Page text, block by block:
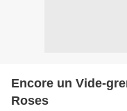
Encore un Vide-
Roses